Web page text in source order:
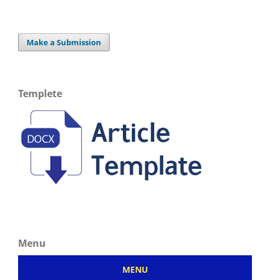
Make a Submission
Templete
Menu
MENU